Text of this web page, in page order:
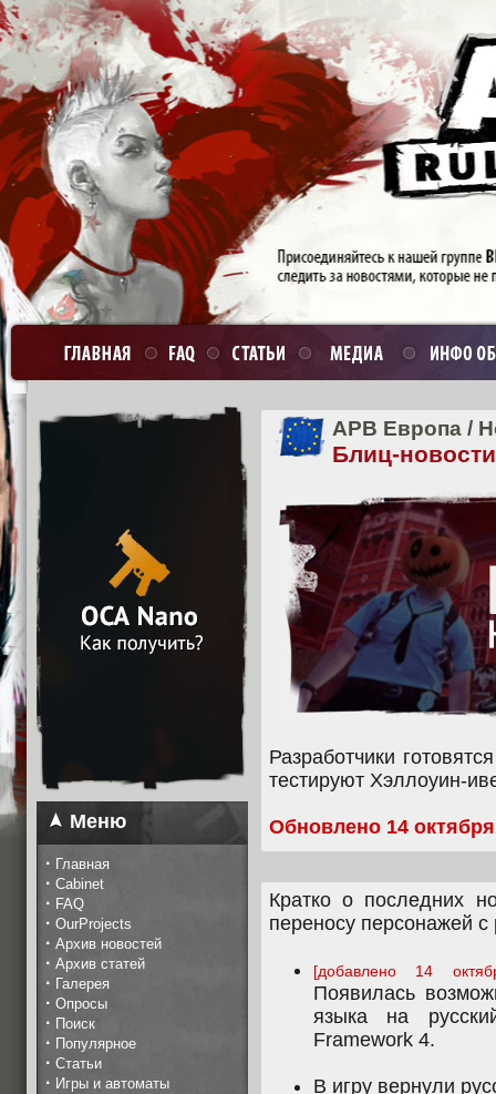
Меню
· Главная
· Cabinet
· FAQ
· OurProjects
· Архив новостей
· Архив статей
· Галерея
· Опросы
· Поиск
· Популярное
· Статьи
· Игры и автоматы
APB Европа /
Блиц-
Разработчики
тестируют Хэллоуин-
Обновлено 14
Кратко о последних
переносу персонажей с
[добавлено 14
Появилась
языка на
Framework 4.
В игру вернули